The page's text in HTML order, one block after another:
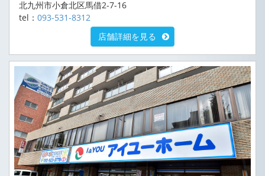
北九州市小倉北区馬借2-7-16
tel： 093-531-8312
店舗詳細を見る